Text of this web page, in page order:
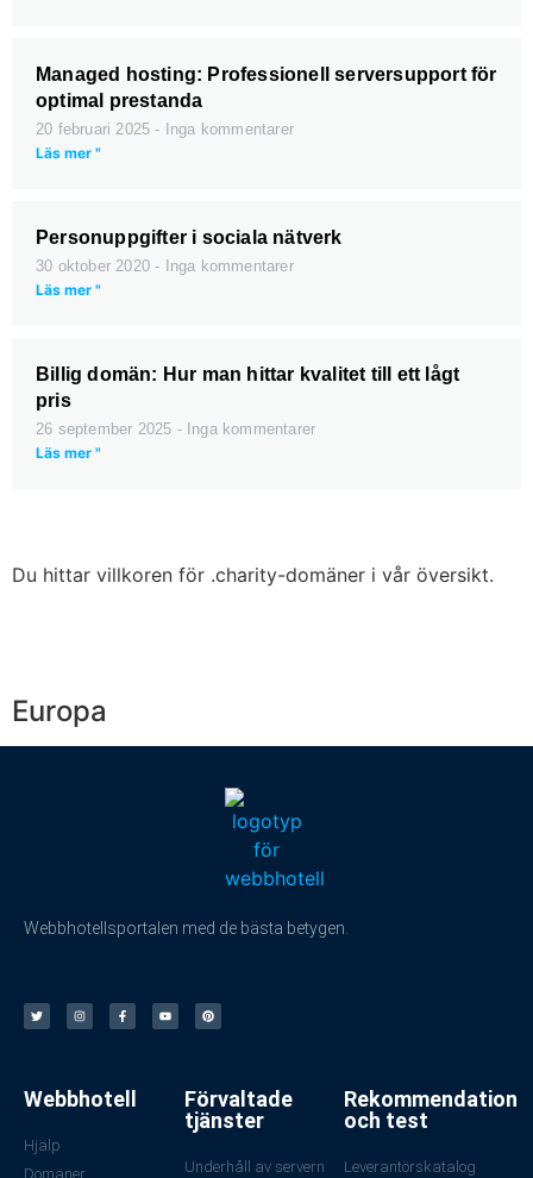
Managed hosting: Professionell serversupport för
optimal prestanda
20 februari 2025
Inga kommentarer
Läs mer "
Personuppgifter i sociala nätverk
30 oktober 2020
Inga kommentarer
Läs mer "
Billig domän: Hur man hittar kvalitet till ett lågt
pris
26 september 2025 Inga kommentarer
Läs mer "
Du hittar villkoren för .charity-domäner i vår översikt.
Europa
Webbhotellsportalen med de bästa betygen.
Webbhotell
Hjälp
Domäner
Förvaltade
tjänster
Underhåll av servern
Rekommendation
och test
Leverantörskatalog